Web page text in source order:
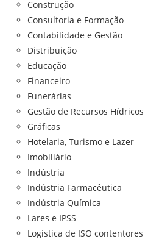
Construção
Consultoria e Formação
Contabilidade e Gestão
Distribuição
Educação
Financeiro
Funerárias
Gestão de Recursos Hídricos
Gráficas
Hotelaria, Turismo e Lazer
Imobiliário
Indústria
Indústria Farmacêutica
Indústria Química
Lares e IPSS
Logística de ISO contentores